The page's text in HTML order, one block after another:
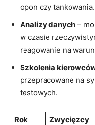
opon czy tankowania.
Analizy danych –
w czasie
reagowanie na
Szkolenia
przepracowane na
testowych.
Rok Zwycięzcy